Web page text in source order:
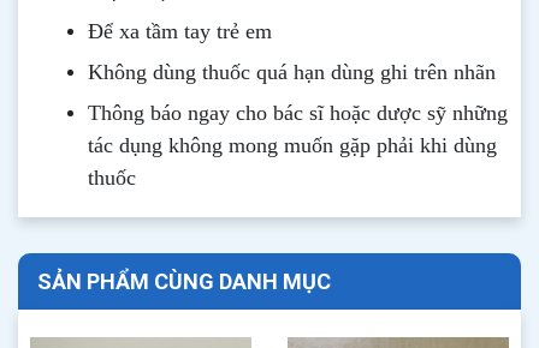
Để xa tầm tay trẻ em
Không dùng thuốc quá hạn dùng ghi trên nhãn
Thông báo ngay cho bác sĩ hoặc dược sỹ những
tác dụng không mong muốn gặp phải khi dùng
thuốc
SẢN PHẨM CÙNG DANH MỤC